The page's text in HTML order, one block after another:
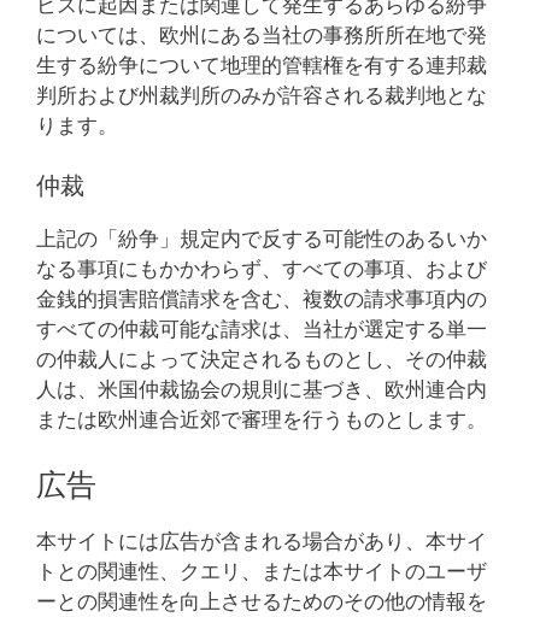
については、欧州にある当社の事務所所在地で発
生する紛争について地理的管轄権を有する連邦裁
判所および州裁判所のみが許容される裁判地とな
ります。
仲裁
上記の「紛争」規定内で反する可能性のあるいか
なる事項にもかかわらず、すべての事項、および
金銭的損害賠償請求を含む、複数の請求事項内の
すべての仲裁可能な請求は、当社が選定する単一
の仲裁人によって決定されるものとし、その仲裁
人は、米国仲裁協会の規則に基づき、欧州連合内
または欧州連合近郊で審理を行うものとします。
広告
本サイトには広告が含まれる場合があり、本サイ
トとの関連性、クエリ、または本サイトのユーザ
ーとの関連性を向上させるためのその他の情報を